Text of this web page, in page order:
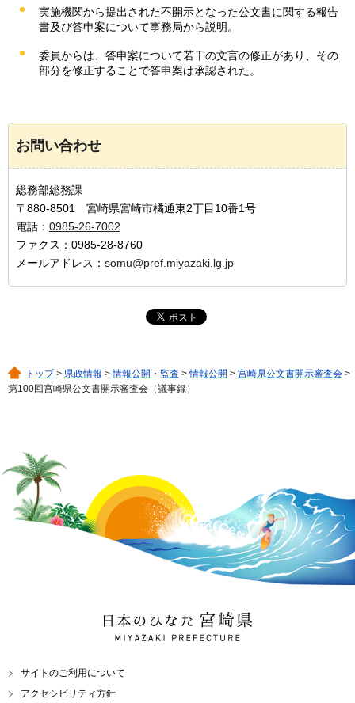
実施機関から提出された不開示となった公文書に関する報告
書及び答申案について事務局から説明。
委員からは、答申案について若干の文言の修正があり、その
部分を修正することで答申案は承認された。
お問い合わせ
総務部総務課
〒880-8501 宮崎県宮崎市橘通東2丁目10番1号
電話： 0985-26-7002
ファクス：0985-28-8760
メールアドレス： somu@pref.miyazaki.lg.jp
トップ> 県政情報 >情報公開・監査 >情報公開 > 宮崎県公文書開示審査会 >
第100回宮崎県公文書開示審査会（議事録）
日本のひなた 宮崎県
MIYAZAKI PREFECTURE
サイトのご利用について
アクセシビリティ方針